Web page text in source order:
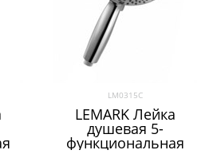
LM0315C
LEMARK Лейка
душевая 5-
функциональная